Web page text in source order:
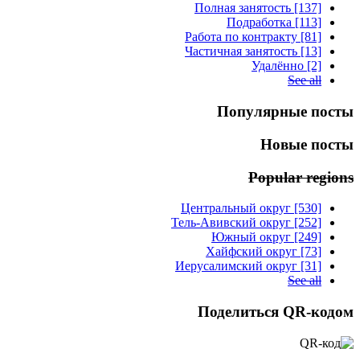
Полная занятость [137]
Подработка [113]
Работа по контракту [81]
Частичная занятость [13]
Удалённо [2]
See all
Популярные посты
Новые посты
Popular regions
Центральный округ [530]
Тель-Авивский округ [252]
Южный округ [249]
Хайфский округ [73]
Иерусалимский округ [31]
See all
Поделиться QR-кодом